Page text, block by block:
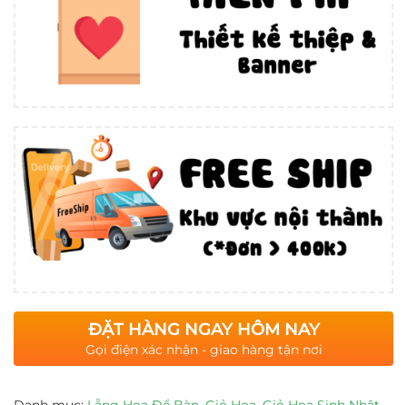
ĐẶT HÀNG NGAY HÔM NAY
Gọi điện xác nhận - giao hàng tận nơi